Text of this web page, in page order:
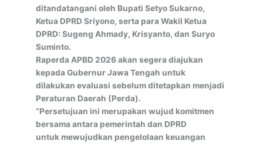
ditandatangani oleh Bupati Setyo Sukarno,
Ketua DPRD Sriyono, serta para Wakil Ketua
DPRD: Sugeng Ahmady, Krisyanto, dan Suryo
Suminto.
Raperda APBD 2026 akan segera diajukan
kepada Gubernur Jawa Tengah untuk
dilakukan evaluasi sebelum ditetapkan menjadi
Peraturan Daerah (Perda).
“Persetujuan ini merupakan wujud komitmen
bersama antara pemerintah dan DPRD
untuk mewujudkan pengelolaan keuangan